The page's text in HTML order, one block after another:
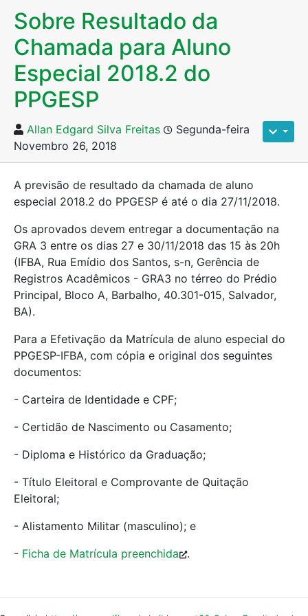
Sobre Resultado da
Chamada para Aluno
Especial 2018.2 do
PPGESP
Allan Edgard Silva Freitas
Segunda-feira
Novembro 26, 2018
A previsão de resultado da chamada de aluno
especial 2018.2 do PPGESP é até o dia 27/11/2018.
Os aprovados devem entregar a documentação na
GRA 3 entre os dias 27 e 30/11/2018 das 15 às 20h
(IFBA, Rua Emídio dos Santos, s-n, Gerência de
Registros Acadêmicos - GRA3 no térreo do Prédio
Principal, Bloco A, Barbalho, 40.301-015, Salvador,
BA).
Para a Efetivação da Matrícula de aluno especial do
PPGESP-IFBA, com cópia e original dos seguintes
documentos:
- Carteira de Identidade e CPF;
- Certidão de Nascimento ou Casamento;
- Diploma e Histórico da Graduação;
- Título Eleitoral e Comprovante de Quitação
Eleitoral;
- Alistamento Militar (masculino); e
- Ficha de Matrícula preenchida .